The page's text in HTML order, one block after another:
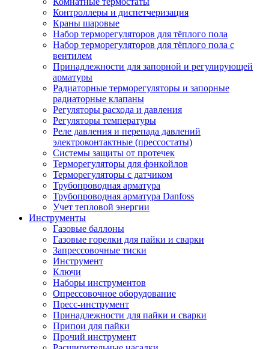
Контроллеры и диспетчеризация
Краны шаровые
Набор терморегуляторов для тёплого пола
Набор терморегуляторов для тёплого пола с
вентилем
Принадлежности для запорной и регулирующей
арматуры
Радиаторные терморегуляторы и запорные
радиаторные клапаны
Регуляторы расхода и давления
Регуляторы температуры
Реле давления и перепада давлений
электроконтактные (прессостаты)
Системы защиты от протечек
Терморегуляторы для фэнкойлов
Терморегуляторы с датчиком
Трубопроводная арматура
Трубопроводная арматура Danfoss
Учет тепловой энергии
Инструменты
Газовые баллоны
Газовые горелки для пайки и сварки
Запрессовочные тиски
Инструмент
Ключи
Наборы инструментов
Опрессовочное оборудование
Пресс-инструмент
Принадлежности для пайки и сварки
Припои для пайки
Прочий инструмент